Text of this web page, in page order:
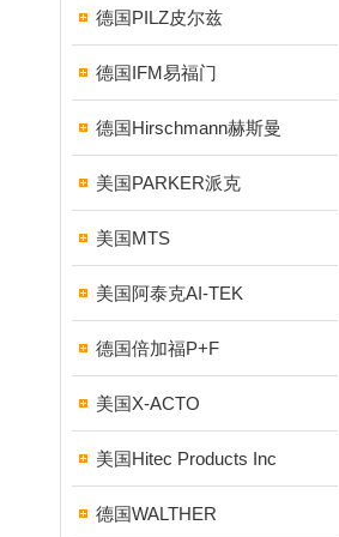
德国PILZ皮尔兹
德国IFM易福门
德国Hirschmann赫斯曼
美国PARKER派克
美国MTS
美国阿泰克AI-TEK
德国倍加福P+F
美国X-ACTO
美国Hitec Products Inc
德国WALTHER